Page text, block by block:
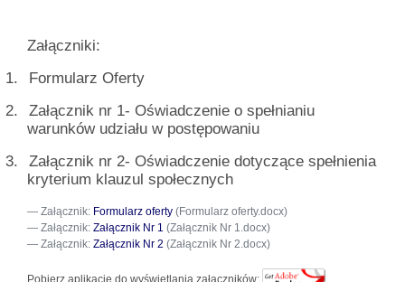
Załączniki:
1.
Formularz Oferty
2.
Załącznik nr 1- Oświadczenie o spełnianiu
warunków udziału w postępowaniu
3.
Załącznik nr 2- Oświadczenie dotyczące spełnienia
kryterium klauzul społecznych
Załącznik: Formularz oferty (Formularz oferty.docx)
Załącznik: Załącznik Nr 1 (Załącznik Nr 1.docx)
Załącznik: Załącznik Nr 2 (Załącznik Nr 2.docx)
Pobierz aplikację do wyświetlania załączników: